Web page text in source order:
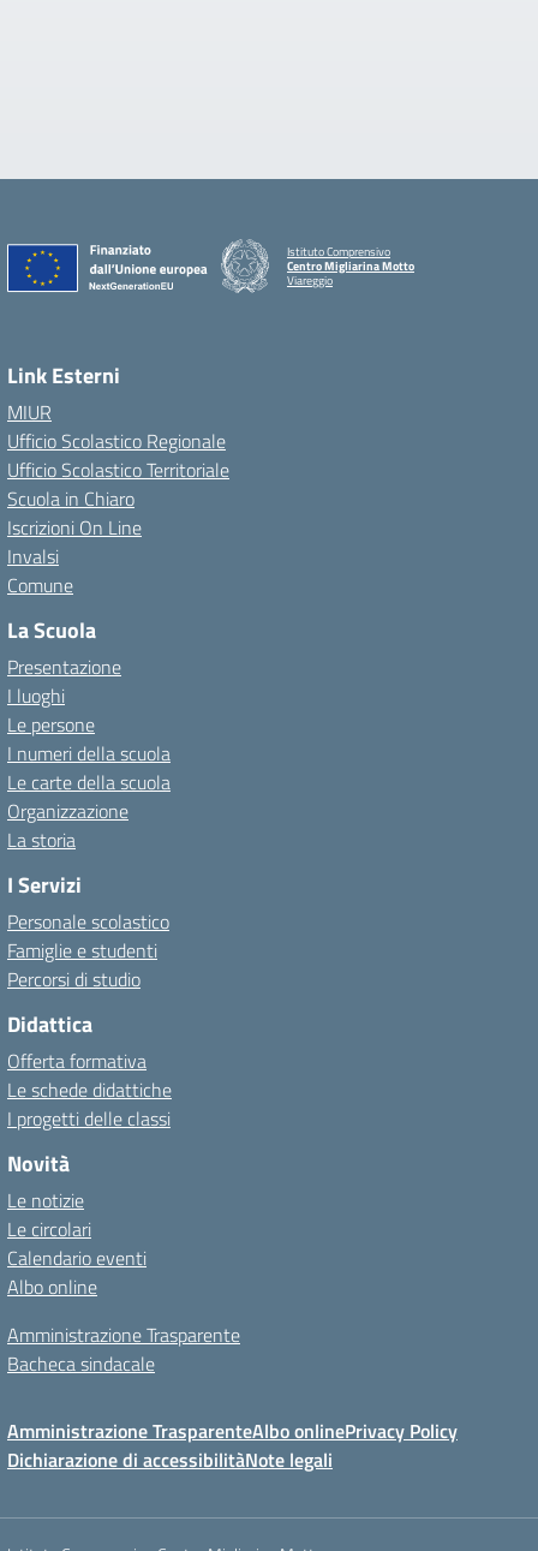
Istituto Comprensivo
Centro Migliarina Motto
Viareggio
Link Esterni
MIUR
Ufficio Scolastico Regionale
Ufficio Scolastico Territoriale
Scuola in Chiaro
Iscrizioni On Line
Invalsi
Comune
La Scuola
Presentazione
I luoghi
Le persone
I numeri della scuola
Le carte della scuola
Organizzazione
La storia
I Servizi
Personale scolastico
Famiglie e studenti
Percorsi di studio
Didattica
Offerta formativa
Le schede didattiche
I progetti delle classi
Novità
Le notizie
Le circolari
Calendario eventi
Albo online
Amministrazione Trasparente
Bacheca sindacale
Amministrazione TrasparenteAlbo onlinePrivacy Policy
Dichiarazione di accessibilitàNote legali